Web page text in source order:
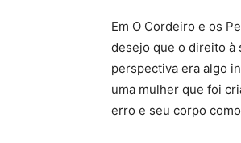
Em O Cordeiro e os
desejo que o direito à
perspectiva era algo
uma mulher que foi
erro e seu corpo como